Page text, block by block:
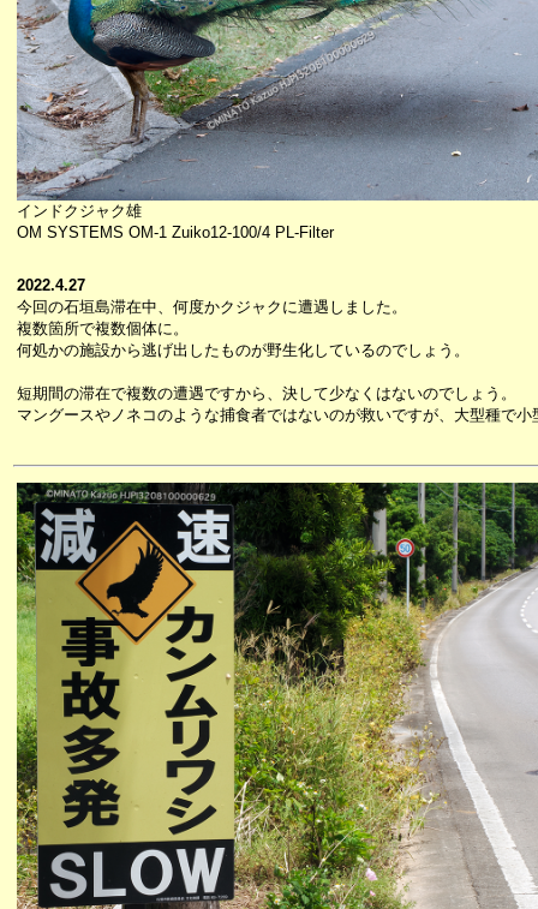
インドクジャク雄
OM SYSTEMS OM-1 Zuiko12-100/4 PL-Filter
2022.4.27
今回の石垣島滞在中、何度かクジャクに遭遇しました。
複数箇所で複数個体に。
何処かの施設から逃げ出したものが野生化しているのでしょう。
短期間の滞在で複数の遭遇ですから、決して少なくはないのでしょう。
マングースやノネコのような捕食者ではないのが救いですが、大型種で